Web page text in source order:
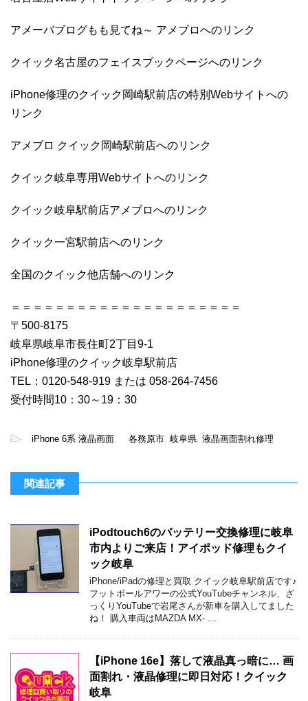
アメーバブログもも見てね～ アメブロへのリンク
クイック名古屋のフェイスブックページへのリンク
iPhone修理のクイック岡崎駅前店の特別Webサイトへの
リンク
アメブロ クイック岡崎駅前店へのリンク
クイック岐阜専用Webサイトへのリンク
クイック岐阜駅前店アメブロへのリンク
クイック一宮駅前店へのリンク
全国のクイック他店舗へのリンク
＝＝＝＝＝＝＝＝＝＝＝＝＝＝＝＝＝＝＝＝＝
〒500-8175
岐阜県岐阜市長住町2丁目9-1
iPhone修理のクイック岐阜駅前店
TEL：0120-548-919 または 058-264-7456
受付時間10：30～19：30
- iPhone 6系 液晶画面 各務原市 岐阜県 液晶画面割れ修理
関連記事
iPodtouch6のバッテリー交換修理に岐阜
市内よりご来店！アイポッド修理もクイ
ック岐阜
iPhone/iPadの修理と買取 クイック岐阜駅前店です♪
フットボールアワーの公式YouTubeチャンネル、ざ
っくりYouTubeで岩尾さんが新車を購入してました
ね！ 購入車両はMAZDA MX- …
【iPhone 16e】落して液晶真っ暗に… 画
面割れ・液晶修理に即日対応！クイック
岐阜